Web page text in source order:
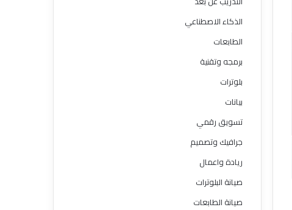
الذكاء الاصطناعي
الطابعات
برمجه وتقنية
بلوترات
بيانات
تسويق رقمي
جرافيك وتصميم
ريادة واعمال
صيانة البلوترات
صيانة الطابعات